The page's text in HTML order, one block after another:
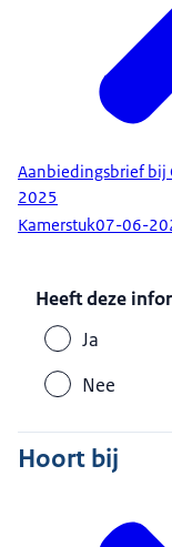
Aanbiedingsbrief
2025
Kamerstuk07-06-
Heeft deze
Ja
Nee
Hoort bij